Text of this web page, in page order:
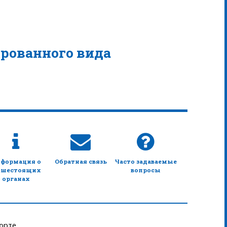
вида
о
органах
Обратная связь
Часто задаваемые
вопросы